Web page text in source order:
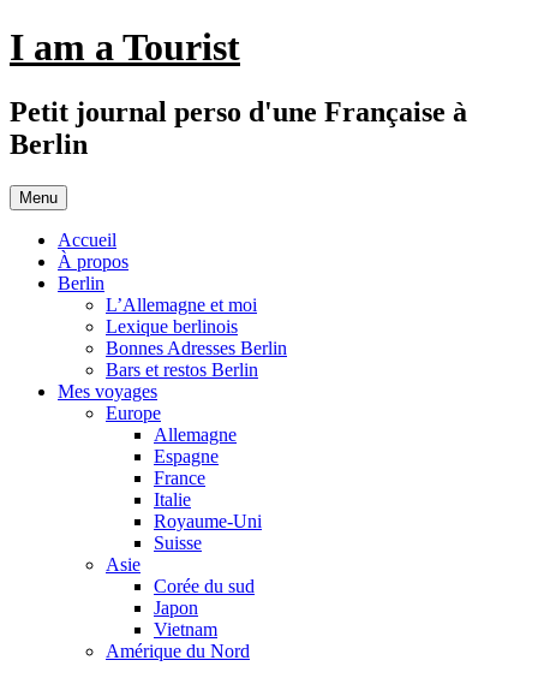
Aller
au
I am a Tourist
Petit journal perso d'une Française à
Berlin
Menu
Accueil
À propos
Berlin
L’Allemagne et moi
Lexique berlinois
Bonnes Adresses Berlin
Bars et restos Berlin
Mes voyages
Europe
Allemagne
Espagne
France
Italie
Royaume-Uni
Suisse
Asie
Corée du sud
Japon
Vietnam
Amérique du Nord